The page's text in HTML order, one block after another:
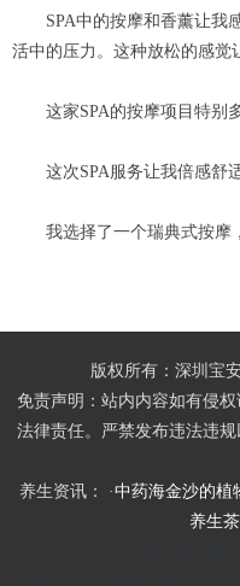
SPA中的按摩和香薰让我感
活中的压力。这种放松的感觉
这家SPA的按摩项目特别多
这次SPA服务让我倍感舒适
我选择了一个瑞典式按摩
版权所有：深圳宝
免责声明：站内内容如有侵
法律责任。严禁发布违法违
养生资讯： ·中药海金沙的植
养生